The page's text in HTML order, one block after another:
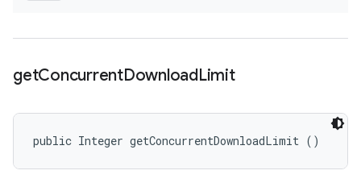
getConcurrentDownloadLimit
public Integer getConcurrentDownloadLimit ()